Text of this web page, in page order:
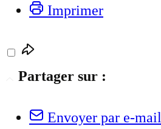
Imprimer
Partager sur :
Envoyer par e-mail